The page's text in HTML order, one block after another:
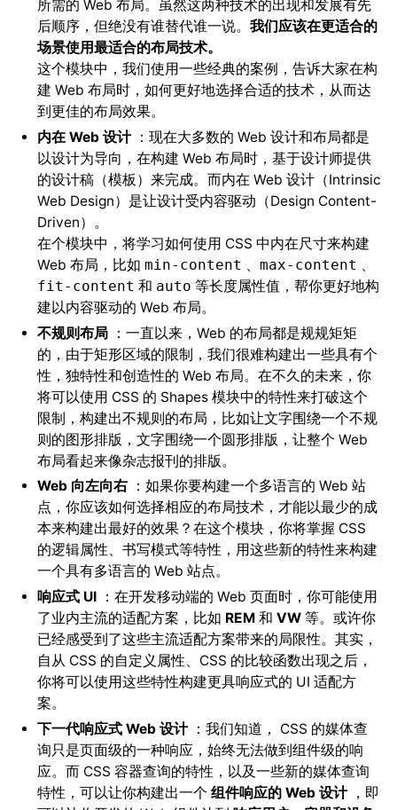
所需的 Web 布局。虽然这两种技术的出现和发展有先
后顺序，但绝没有谁替代谁一说。 我们应该在更适合的
场景使用最适合的布局技术。
这个模块中，我们使用一些经典的案例，告诉大家在构
建 Web 布局时，如何更好地选择合适的技术，从而达
到更佳的布局效果。
内在 Web 设计：现在大多数的 Web 设计和布局都是
以设计为导向，在构建 Web 布局时，基于设计师提供
的设计稿（模板）来完成。而内在 Web 设计（Intrinsic
Web Design）是让设计受内容驱动（Design Content-
Driven）。
在个模块中，将学习如何使用 CSS 中内在尺寸来构建
Web 布局，比如 min-content 、 max-content 、
fit-content 和 auto 等长度属性值，帮你更好地构
建以内容驱动的 Web 布局。
不规则布局：一直以来，Web 的布局都是规规矩矩
的，由于矩形区域的限制，我们很难构建出一些具有个
性，独特性和创造性的 Web 布局。在不久的未来，你
将可以使用 CSS 的 Shapes 模块中的特性来打破这个
限制，构建出不规则的布局，比如让文字围绕一个不规
则的图形排版，文字围绕一个圆形排版，让整个 Web
布局看起来像杂志报刊的排版。
Web 向左向右：如果你要构建一个多语言的 Web 站
点，你应该如何选择相应的布局技术，才能以最少的成
本来构建出最好的效果？在这个模块，你将掌握 CSS
的逻辑属性、书写模式等特性，用这些新的特性来构建
一个具有多语言的 Web 站点。
响应式 UI：在开发移动端的 Web 页面时，你可能使用
了业内主流的适配方案，比如 REM和 VW等。或许你
已经感受到了这些主流适配方案带来的局限性。其实，
自从 CSS 的自定义属性、CSS 的比较函数出现之后，
你将可以使用这些特性构建更具响应式的 UI 适配方
案。
下一代响应式 Web 设计：我们知道， CSS 的媒体查
询只是页面级的一种响应，始终无法做到组件级的响
应。而 CSS 容器查询的特性，以及一些新的媒体查询
特性，可以让你构建出一个 组件响应的 Web 设计，即